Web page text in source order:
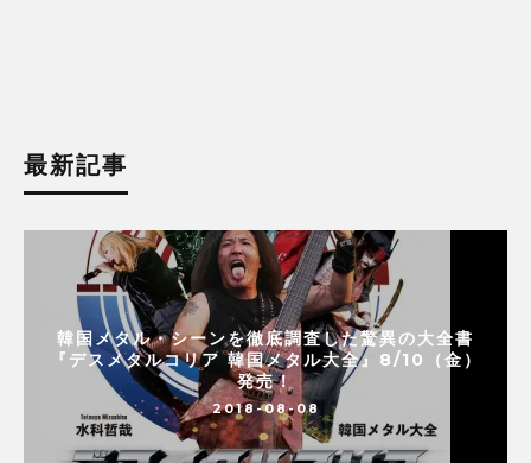
最新記事
韓国メタル・シーンを徹底調査した驚異の大全書
『デスメタルコリア 韓国メタル大全』8/10（金）
発売！
2018-08-08